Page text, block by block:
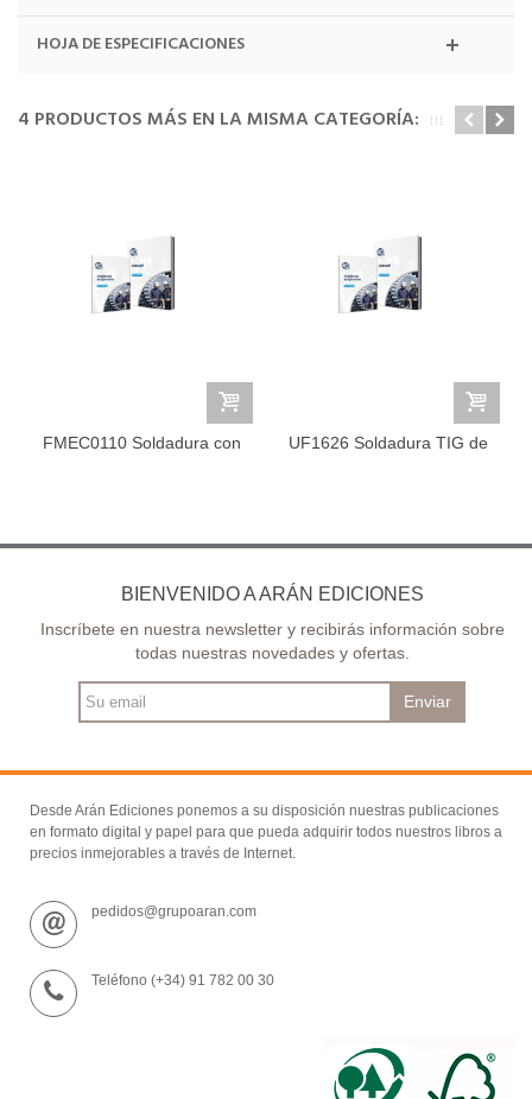
HOJA DE ESPECIFICACIONES
4 PRODUCTOS MÁS EN LA MISMA CATEGORÍA:
FMEC0110 Soldadura con
UF1626 Soldadura TIG de
BIENVENIDO A ARÁN EDICIONES
Inscríbete en nuestra newsletter y recibirás información sobre
todas nuestras novedades y ofertas.
Enviar
Desde Arán Ediciones ponemos a su disposición nuestras publicaciones
en formato digital y papel para que pueda adquirir todos nuestros libros a
precios inmejorables a través de Internet.
pedidos@grupoaran.com
Teléfono (+34) 91 782 00 30